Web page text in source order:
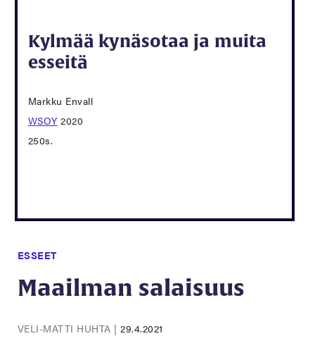
Kylmää kynäsotaa ja muita
esseitä
Markku Envall
WSOY 2020
250s.
ESSEET
Maailman salaisuus
VELI-MATTI HUHTA |29.4.2021